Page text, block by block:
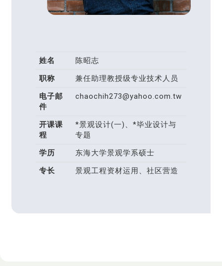
姓名
陈昭志
职称
兼任助理教授级专业技术人员
电子邮
件
chaochih273@yahoo.com.tw
开课课
程
*景观设计(一)、*毕业设计与
专题
学历
东海大学景观学系硕士
专长
景观工程资材运用、社区营造